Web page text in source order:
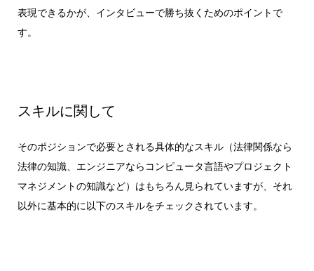
表現できるかが、インタビューで勝ち抜くためのポイントで
す。
スキルに関して
そのポジションで必要とされる具体的なスキル（法律関係なら
法律の知識、エンジニアならコンピュータ言語やプロジェクト
マネジメントの知識など）はもちろん見られていますが、それ
以外に基本的に以下のスキルをチェックされています。